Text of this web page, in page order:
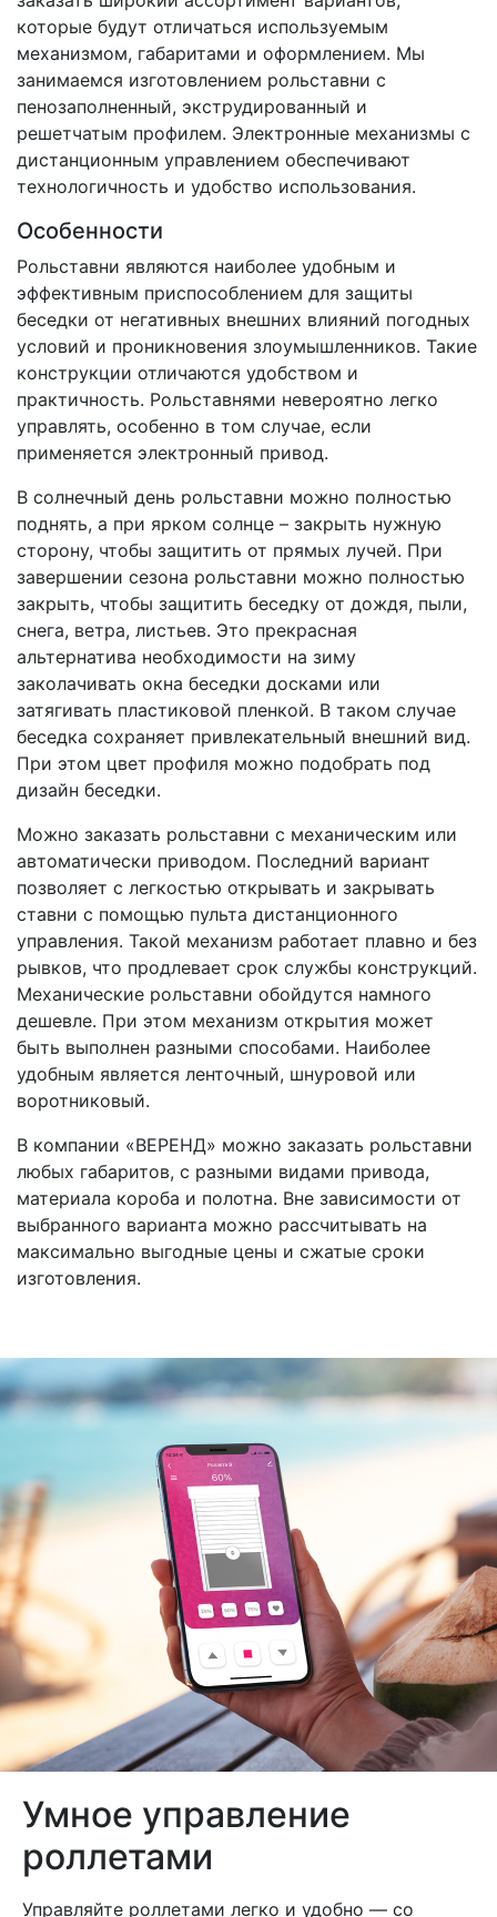
которые будут отличаться используемым
механизмом, габаритами и оформлением. Мы
занимаемся изготовлением рольставни с
пенозаполненный, экструдированный и
решетчатым профилем. Электронные механизмы с
дистанционным управлением обеспечивают
технологичность и удобство использования.
Особенности
Рольставни являются наиболее удобным и
эффективным приспособлением для защиты
беседки от негативных внешних влияний погодных
условий и проникновения злоумышленников. Такие
конструкции отличаются удобством и
практичность. Рольставнями невероятно легко
управлять, особенно в том случае, если
применяется электронный привод.
В солнечный день рольставни можно полностью
поднять, а при ярком солнце – закрыть нужную
сторону, чтобы защитить от прямых лучей. При
завершении сезона рольставни можно полностью
закрыть, чтобы защитить беседку от дождя, пыли,
снега, ветра, листьев. Это прекрасная
альтернатива необходимости на зиму
заколачивать окна беседки досками или
затягивать пластиковой пленкой. В таком случае
беседка сохраняет привлекательный внешний вид.
При этом цвет профиля можно подобрать под
дизайн беседки.
Можно заказать рольставни с механическим или
автоматически приводом. Последний вариант
позволяет с легкостью открывать и закрывать
ставни с помощью пульта дистанционного
управления. Такой механизм работает плавно и без
рывков, что продлевает срок службы конструкций.
Механические рольставни обойдутся намного
дешевле. При этом механизм открытия может
быть выполнен разными способами. Наиболее
удобным является ленточный, шнуровой или
воротниковый.
В компании «ВЕРЕНД» можно заказать рольставни
любых габаритов, с разными видами привода,
материала короба и полотна. Вне зависимости от
выбранного варианта можно рассчитывать на
максимально выгодные цены и сжатые сроки
изготовления.
Умное управление
роллетами
Управляйте роллетами легко и удобно — со